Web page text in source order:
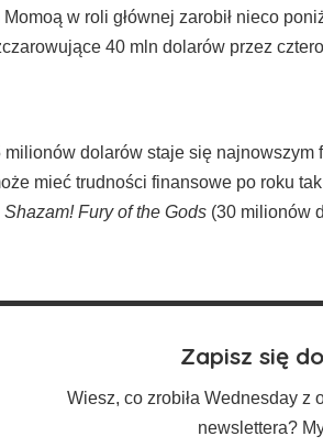
Momoą w roli głównej zarobił nieco
40 mln dolarów przez
milionów dolarów staje się najnowszym
mieć trudności finansowe po roku
Shazam! Fury of the Gods (30 milionów
Zapisz się
Wiesz, co zrobiła Wednesday z
newslettera?